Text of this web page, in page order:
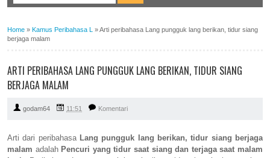
Home » Kamus Peribahasa L »Arti peribahasa Lang pungguk lang berikan, tidur siang
berjaga malam
ARTI PERIBAHASA LANG PUNGGUK LANG BERIKAN, TIDUR SIANG
BERJAGA MALAM
godam64 11:51 Komentari
Arti dari peribahasa Lang pungguk lang berikan, tidur siang berjaga
malam adalah Pencuri yang tidur saat siang dan terjaga saat malam